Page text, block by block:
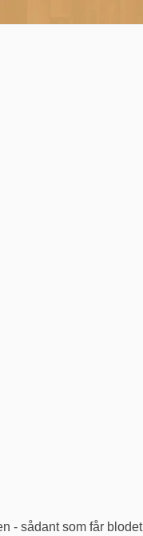
- sådant som får blodet